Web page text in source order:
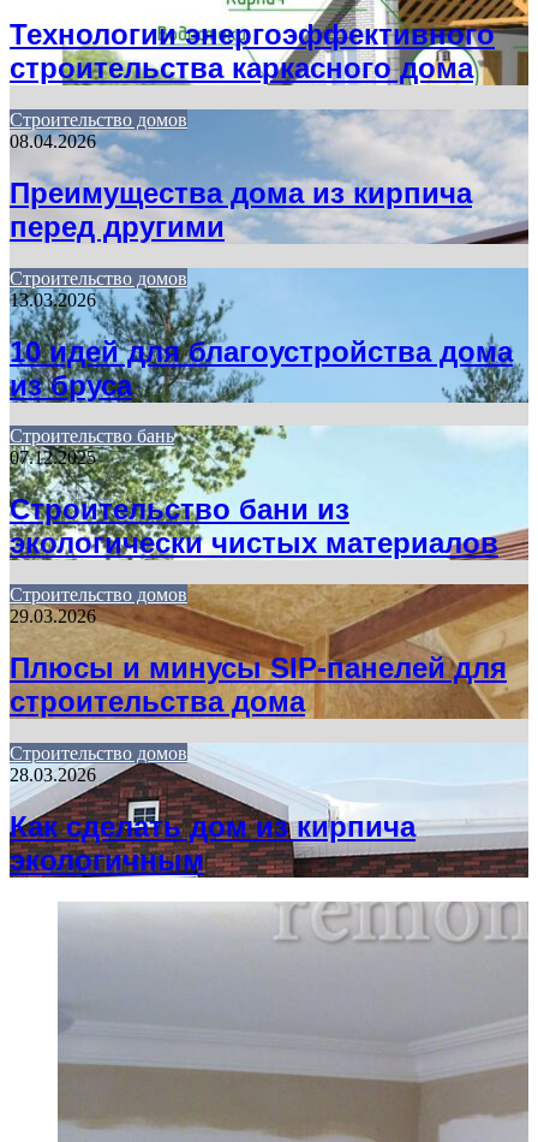
Технологии энергоэффективного
строительства каркасного дома
Строительство домов
08.04.2026
Преимущества дома из кирпича
перед другими
Строительство домов
13.03.2026
10 идей для благоустройства дома
из бруса
Строительство бань
07.12.2025
Строительство бани из
экологически чистых материалов
Строительство домов
29.03.2026
Плюсы и минусы SIP-панелей для
строительства дома
Строительство домов
28.03.2026
Как сделать дом из кирпича
экологичным